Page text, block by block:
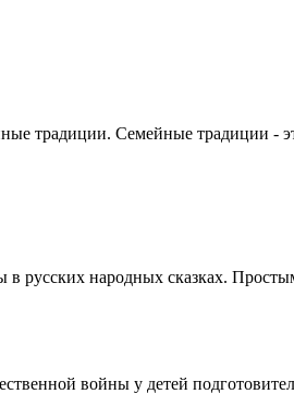
традиции. Семейные традиции -
русских народных сказках.
войны у детей